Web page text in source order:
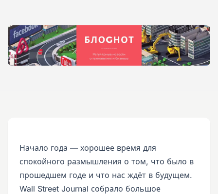
Начало года — хорошее время для
спокойного размышления о том, что было в
прошедшем годе и что нас ждёт в будущем.
Wall Street Journal собрало большое